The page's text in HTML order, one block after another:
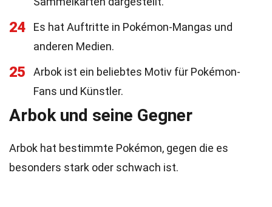
24
Es hat Auftritte in Pokémon-Mangas und
anderen Medien.
25
Arbok ist ein beliebtes Motiv für Pokémon-
Fans und Künstler.
Arbok und seine Gegner
Arbok hat bestimmte Pokémon, gegen die es
besonders stark oder schwach ist.